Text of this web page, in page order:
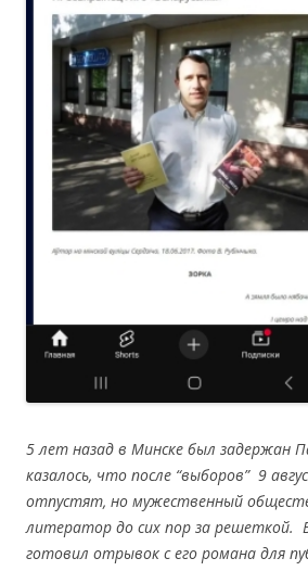
5 лет назад в Минске был задержан
казалось, что после “выборов” 9
отпустят, но мужественный
литератор до сих пор за решеткой.
готовил отрывок с его романа для